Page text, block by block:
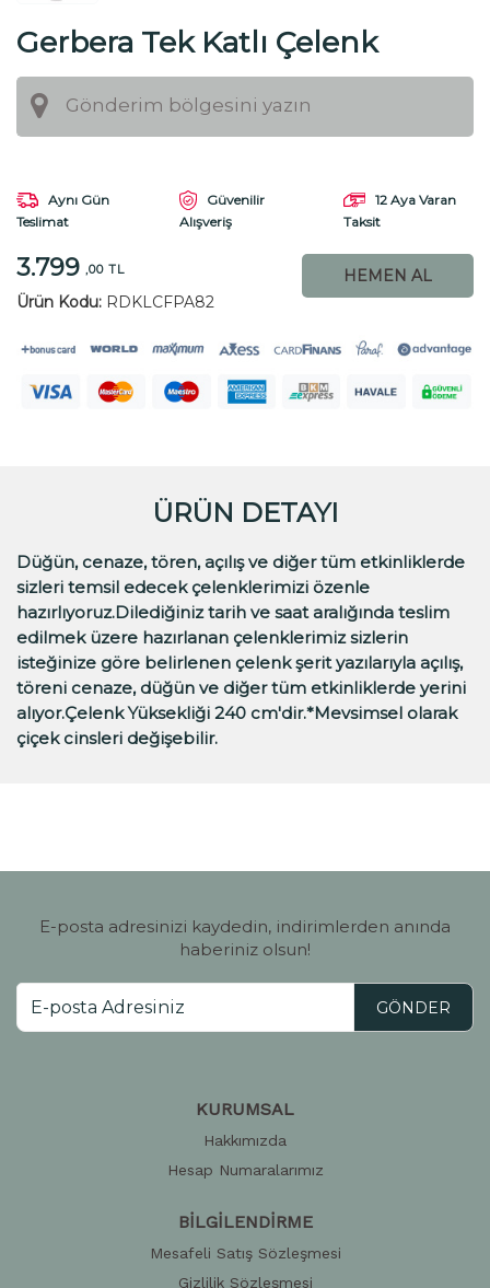
Gerbera Tek Katlı Çelenk
Aynı Gün
Teslimat
Güvenilir
Alışveriş
12 Aya Varan
Taksit
3.799 ,00 TL
Ürün Kodu: RDKLCFPA82
HEMEN AL
ÜRÜN DETAYI
Düğün, cenaze, tören, açılış ve diğer tüm etkinliklerde
sizleri temsil edecek çelenklerimizi özenle
hazırlıyoruz.Dilediğiniz tarih ve saat aralığında teslim
edilmek üzere hazırlanan çelenklerimiz sizlerin
isteğinize göre belirlenen çelenk şerit yazılarıyla açılış,
töreni cenaze, düğün ve diğer tüm etkinliklerde yerini
alıyor.Çelenk Yüksekliği 240 cm'dir.*Mevsimsel olarak
çiçek cinsleri değişebilir.
E-posta adresinizi kaydedin, indirimlerden anında
haberiniz olsun!
GÖNDER
KURUMSAL
Hakkımızda
Hesap Numaralarımız
BİLGİLENDİRME
Mesafeli Satış Sözleşmesi
Gizlilik Sözleşmesi